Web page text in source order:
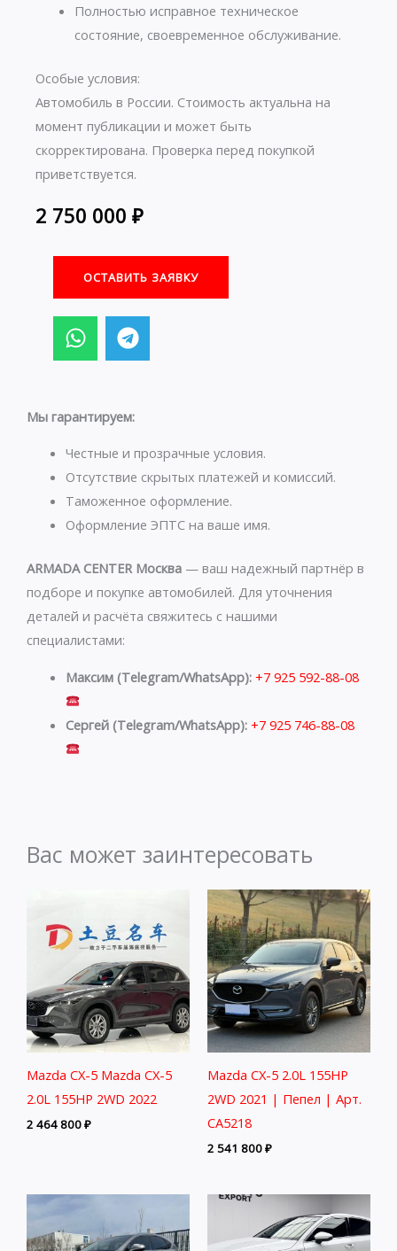
Полностью исправное техническое
состояние, своевременное обслуживание.
Особые условия:
Автомобиль в России. Стоимость актуальна на
момент публикации и может быть
скорректирована. Проверка перед покупкой
приветствуется.
2 750 000 ₽
ОСТАВИТЬ ЗАЯВКУ
W
h
a
s
p
p
T
e
l
g
a
m
Мы гарантируем:
Честные и прозрачные условия.
Отсутствие скрытых платежей и комиссий.
Таможенное оформление.
Оформление ЭПТС на ваше имя.
ARMADA CENTER Москва — ваш надежный партнёр в
подборе и покупке автомобилей. Для уточнения
деталей и расчёта свяжитесь с нашими
специалистами:
Максим (Telegram/WhatsApp): +7 925 592-88-08
Сергей (Telegram/WhatsApp): +7 925 746-88-08
Вас может заинтересовать
Mazda CX-5 Mazda CX-5
2.0L 155HP 2WD 2022
2 464 800₽
Mazda CX-5 2.0L 155HP
2WD 2021 | Пепел | Арт.
CA5218
2 541 800₽